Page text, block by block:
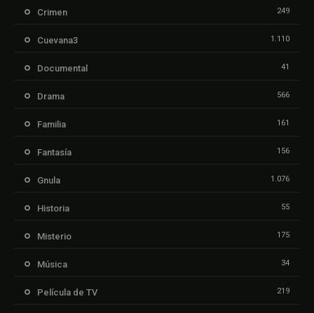
Crimen 249
Cuevana3 1.110
Documental 41
Drama 566
Familia 161
Fantasía 156
Gnula 1.076
Historia 55
Misterio 175
Música 34
Película de TV 219